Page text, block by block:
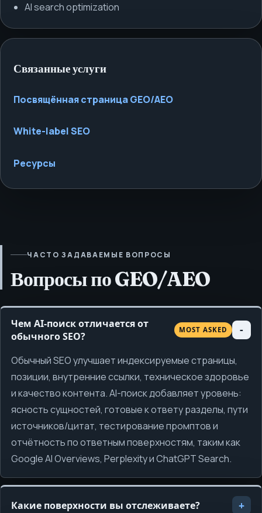
AI search optimization
Связанные услуги
Посвящённая страница GEO/AEO
White-label SEO
Ресурсы
ЧАСТО ЗАДАВАЕМЫЕ ВОПРОСЫ
Вопросы по GEO/AEO
Чем AI-поиск отличается от
обычного SEO?
MOST ASKED
Обычный SEO улучшает индексируемые страницы,
позиции, внутренние ссылки, техническое здоровье
и качество контента. AI-поиск добавляет уровень:
ясность сущностей, готовые к ответу разделы, пути
источников/цитат, тестирование промптов и
отчётность по ответным поверхностям, таким как
Google AI Overviews, Perplexity и ChatGPT Search.
Какие поверхности вы отслеживаете?